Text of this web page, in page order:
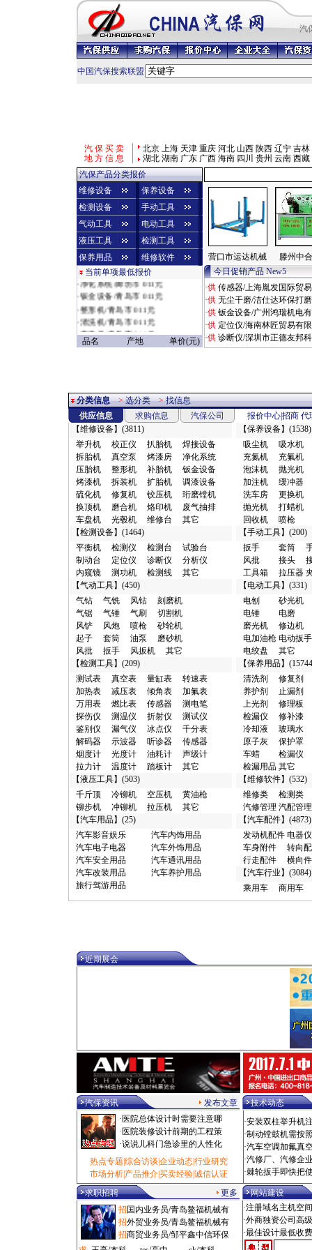
汽
中国汽保搜索联盟
汽 保 买 卖
地 方 信 息
北京 上海 天津 重庆 河北 山西 陕西 辽宁 吉林
湖北 湖南 广东 广西 海南 四川 贵州 云南 西藏
汽保产品分类报价
维修设备
保养设备
检测设备
手动工具
气动工具
电动工具
液压工具
检测工具
保养用品
维修软件
当前单项最低报价
·烤漆房/济南市 010元
· 净化系统/廊坊市 011元
·钣金设备/青岛市 011元
整形机/青岛市 011元
清洗机/青岛市 011元
充电机/青岛市 011元
扳手/赣州市 09028元
1.37953518729114E19元
·电磨/郑州市 1.8元
·焊接设备/郑州市 1.8元
·喷枪/郑州市 1.8元
·配件附件/商丘市 10元
·电器仪表/广州市 10元
·缓冲器/郑州市 10元
·检漏仪/武汉市 10元
·发动机配件/廊坊市 10元
·转向配件/广州市 10元
·清洗设备/沧州市 10元
·传动配件/其它地区 10元
·车身附件/广州市 10元
·油水分离/廊坊市 10元
·风钻/廊坊市 10元
·上光剂/东莞市 10元
·行走配件/广州市 10元
·制动配件/广州市 10元
·检测仪/丰台区 10元
·横向件及其它/广州市 10元
·其它类/西安市 100元
· 汽车漆/广州市 100元
· 烟度计/和平区 100元
·真空泵/廊坊市 100元
·分析仪/西青区 100元
·接头/东莞市 100元
·试验台/西青区 100元
·清洗剂/东城区 100元
·化工试剂/黄浦区 1000元
·汽车销售/聊城市 1000元
·抽注油机/深圳市 1000元
·润滑油/深圳市 1000元
·加注机/深圳市 1000元
·商用车/闵行区 1000元
·维修台/聊城市 1000元
·汽修管理/聊城市 1000元
·磨光机/东莞市 10000元
·解码器/成都市 10000元
·举升机/济南市 10000元
·千斤顶/泰州市 10000元
·乘用车/深圳市 100000元
气钻/广州市 11000元
诊断仪/沈阳市 11000元
光毂机/枣庄市 11500元
·设备工具/闸北区 11500元
·粘接剂/闵行区 11800元
添加剂/石家庄市 12元
吸尘机/深圳市 1200元
风炮/锡林郭勒盟 1200元
空压机/杭州市 12000元
磨砂机/广州市 125元
·扒胎机/鞍山市 12500元
·冷铆机/长春市 12500元
检测线/株洲市 125000元
工具车/嘉定区 1280元
汽贸管理/抚顺市 1280元
品名 产地 单价(元)
营口市运达机械
滕州中
今日促销产品 New5
·供 传感器/上海胤发国际贸
·供 无尘干磨/洁仕达环保打
·供 钣金设备/广州鸿瑞机电
·供 定位仪/海南林匠贸易有
·供 诊断仪/深圳市正德友邦
分类信息>选分类>找信息
供应信息
求购信息 汽保公司 报价中心招商 代
【维修设备】(3811)
举升机
校正仪 扒胎机
焊接设备
拆胎机
真空泵 烤漆房
净化系统
压胎机
整形机 补胎机
钣金设备
烤漆机
拆装机 扩胎机
调漆设备
硫化机
修复机 铰压机
珩磨镗机
换顶机
磨合机 烙印机
废气抽排
车盘机
光毂机 维修台
其它
【检测设备】(1464)
平衡机
检测仪 检测台
试验台
制动台
定位仪 诊断仪
分析仪
内窥镜
测功机 检测线
其它
【气动工具】(450)
气钻
气铣 风钻
刻磨机
气锯
气锤 气刷
切割机
风铲
风炮 喷枪
砂轮机
起子
套筒 油泵
磨砂机
风批
扳手 风扳机
其它
【检测工具】(209)
测试表
真空表 量缸表
转速表
加热表
减压表 倾角表
加氟表
万用表
燃比表 传感器
测电笔
探伤仪
测温仪 折射仪
测试仪
鉴别仪
漏气仪 冰点仪
千分表
解码器
示波器 听诊器
传感器
烟度计
光度计 油耗计
声级计
拉力计
温度计 踏板计
其它
【液压工具】(503)
千斤顶
冷铆机 空压机
黄油枪
铆步机
冲铆机 拉压机
其它
【汽车用品】(25)
汽车影音娱乐
汽车内饰用品
汽车电子电器
汽车外饰用品
汽车安全用品
汽车通讯用品
汽车改装用品
汽车养护用品
旅行驾游用品
【保养设备】(1538)
吸尘机
吸水机
充氮机
充氟机
泡沫机
抛光机
加注机
缓冲器
洗车房
更换机
抛光机
打蜡机
回收机
喷枪
【手动工具】(200)
扳手
套筒
风批
接头
工具箱
拉压器
【电动工具】(331)
电刨
砂光机
电锤
电磨
磨光机
修边机
电加油枪 电动扳手
电绞盘
其它
【保养用品】
清洗剂
修复剂
养护剂
止漏剂
上光剂
修理板
检漏仪
修补漆
冷却液
玻璃水
原子灰
保护罩
车蜡
检漏仪
检漏用品 其它
【维修软件】(532)
维修类
检测类
汽修管理 汽配管理
【汽车配件】(4873)
发动机配件 电器
车身附件
转向
行走配件
横向
【汽车行业 】(3084)
乘用车
商用车
近期展会
汽保资讯 发布文章
技术动态
· 医院总体设计时需要注意哪
· 医院装修设计前期的工程策
·说说儿科门急诊里的人性化
热点专题 综合访谈 企业动态行业研究
市场分析 产品推介买卖经验诚信认证
·安装双柱举升机
·制动镗鼓机需按
·汽车空调加氟真
·汽修厂、汽修企
·棘轮扳手即快把
求职招聘 更多
网站建设
招 国内业务员/青岛鳌福机械有
招外贸业务员/青岛鳌福机械有
招商贸业务员/邹平鑫中信环保
·注册域名主机空
·外商独资公司高
·最佳设计最低收